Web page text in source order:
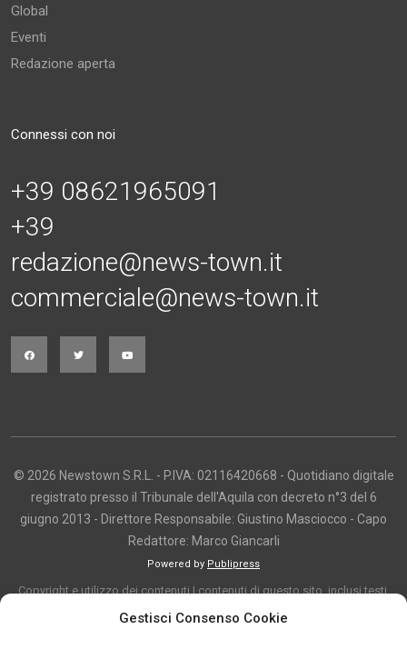
Gestisci Consenso Cookie
Global
Eventi
Redazione aperta
Connessi con noi
+39 08621965091
+39
redazione@news-town.it
commerciale@news-town.it
© 2026 Newstown S.R.L. - P.IVA: 02116420668 - Quotidiano digitale
registrato presso il Tribunale dell'Aquila con decreto n°3 del 6
giugno 2013 - Direttore Responsabile: Giustino Masciocco - Capo
Redattore: Marco Giancarli
Powered by Publipress
Copyright e utilizzo dei contenuti I contenuti di questo sito, inclusi testi,
articoli, immagini, fotografie, video e grafica, sono protetti da copyright e